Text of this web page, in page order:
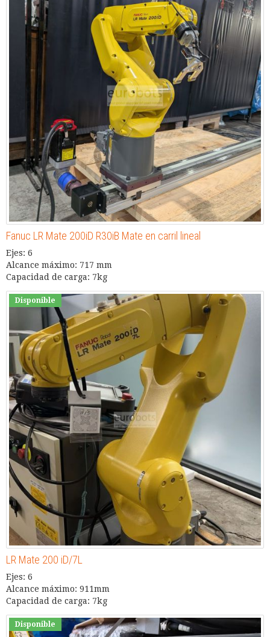
Fanuc LR Mate 200iD R30iB Mate en carril lineal
Ejes: 6
Alcance máximo: 717 mm
Capacidad de carga: 7kg
Disponible
LR Mate 200 iD/7L
Ejes: 6
Alcance máximo: 911mm
Capacidad de carga: 7kg
Disponible